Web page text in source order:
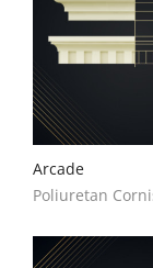
Arcade